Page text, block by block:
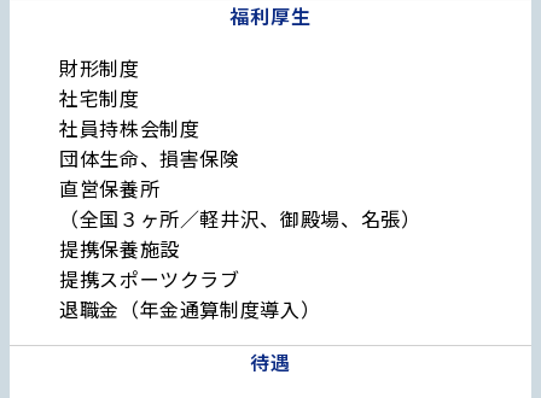
福利厚生
財形制度
社宅制度
社員持株会制度
団体生命、損害保険
直営保養所
（全国３ヶ所／軽井沢、御殿場、名張）
提携保養施設
提携スポーツクラブ
退職金（年金通算制度導入）
待遇